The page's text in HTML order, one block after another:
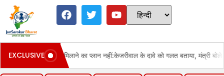
EXCLUSIVE
मिलाने का प्लान नहीं:केजरीवाल के दावे को गलत बताया, मंत्री बोले- अफवाह फैलाकर